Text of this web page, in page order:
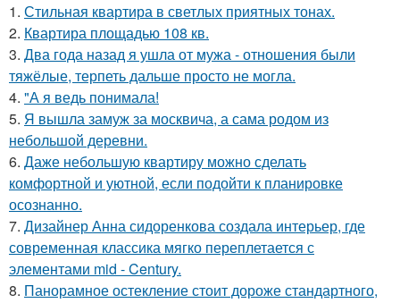
1. Стильная квартира в светлых приятных тонах.
2. Квартира площадью 108 кв.
3. Два года назад я ушла от мужа - отношения были
тяжёлые, терпеть дальше просто не могла.
4. "А я ведь понимала!
5. Я вышла замуж за москвича, а сама родом из
небольшой деревни.
6. Даже небольшую квартиру можно сделать
комфортной и уютной, если подойти к планировке
осознанно.
7. Дизайнер Анна сидоренкова создала интерьер, где
современная классика мягко переплетается с
элементами mid - Century.
8. Панорамное остекление стоит дороже стандартного,